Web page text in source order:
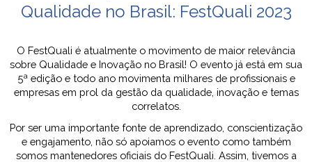
Qualidade no Brasil: FestQuali 2023
O FestQuali é atualmente o movimento de maior relevância
sobre Qualidade e Inovação no Brasil! O evento já está em sua
5ª edição e todo ano movimenta milhares de profissionais e
empresas em prol da gestão da qualidade, inovação e temas
correlatos.
Por ser uma importante fonte de aprendizado, conscientização
e engajamento, não só apoiamos o evento como também
somos mantenedores oficiais do FestQuali. Assim, tivemos a